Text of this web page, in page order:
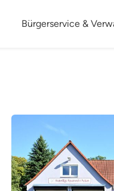
Bürgerservice &